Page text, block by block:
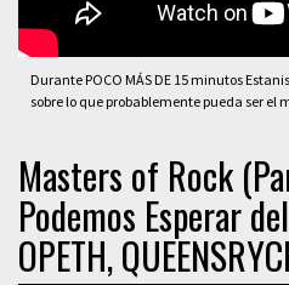
Durante POCO MÁS DE 15 minutos
sobre lo que probablemente pueda ser el
Masters of Rock
Podemos Esperar
OPETH,